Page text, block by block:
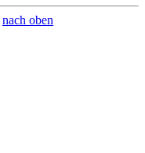
nach oben